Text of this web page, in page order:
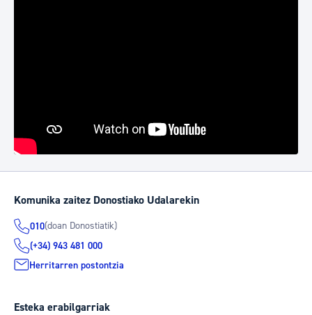
Komunika zaitez Donostiako Udalarekin
010(doan Donostiatik)
(+34) 943 481 000
Herritarren postontzia
Esteka erabilgarriak